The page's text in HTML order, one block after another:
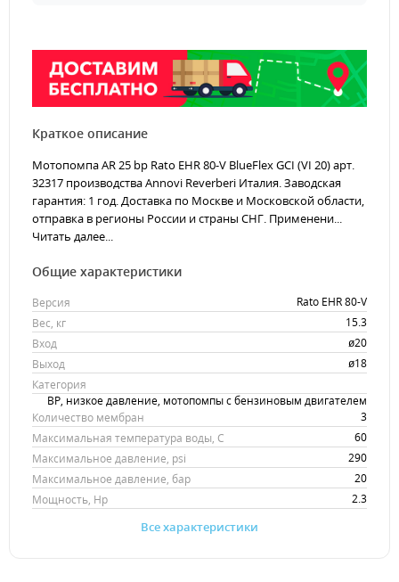
Краткое описание
Мотопомпа AR 25 bp Rato EHR 80-V BlueFlex GCI (VI 20) арт.
32317 производства Annovi Reverberi Италия. Заводская
гарантия: 1 год. Доставка по Москве и Московской области,
отправка в регионы России и страны СНГ. Применени...
Читать далее...
Общие характеристики
Версия
Rato EHR 80-V
Вес, кг
15.3
Вход
ø20
Выход
ø18
Категория
BP, низкое давление, мотопомпы с бензиновым двигателем
Количество мембран
3
Максимальная температура воды, С
60
Максимальное давление, psi
290
Максимальное давление, бар
20
Мощность, Hp
2.3
Все характеристики